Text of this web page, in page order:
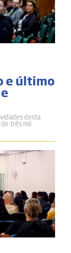
e último
desta
três mil